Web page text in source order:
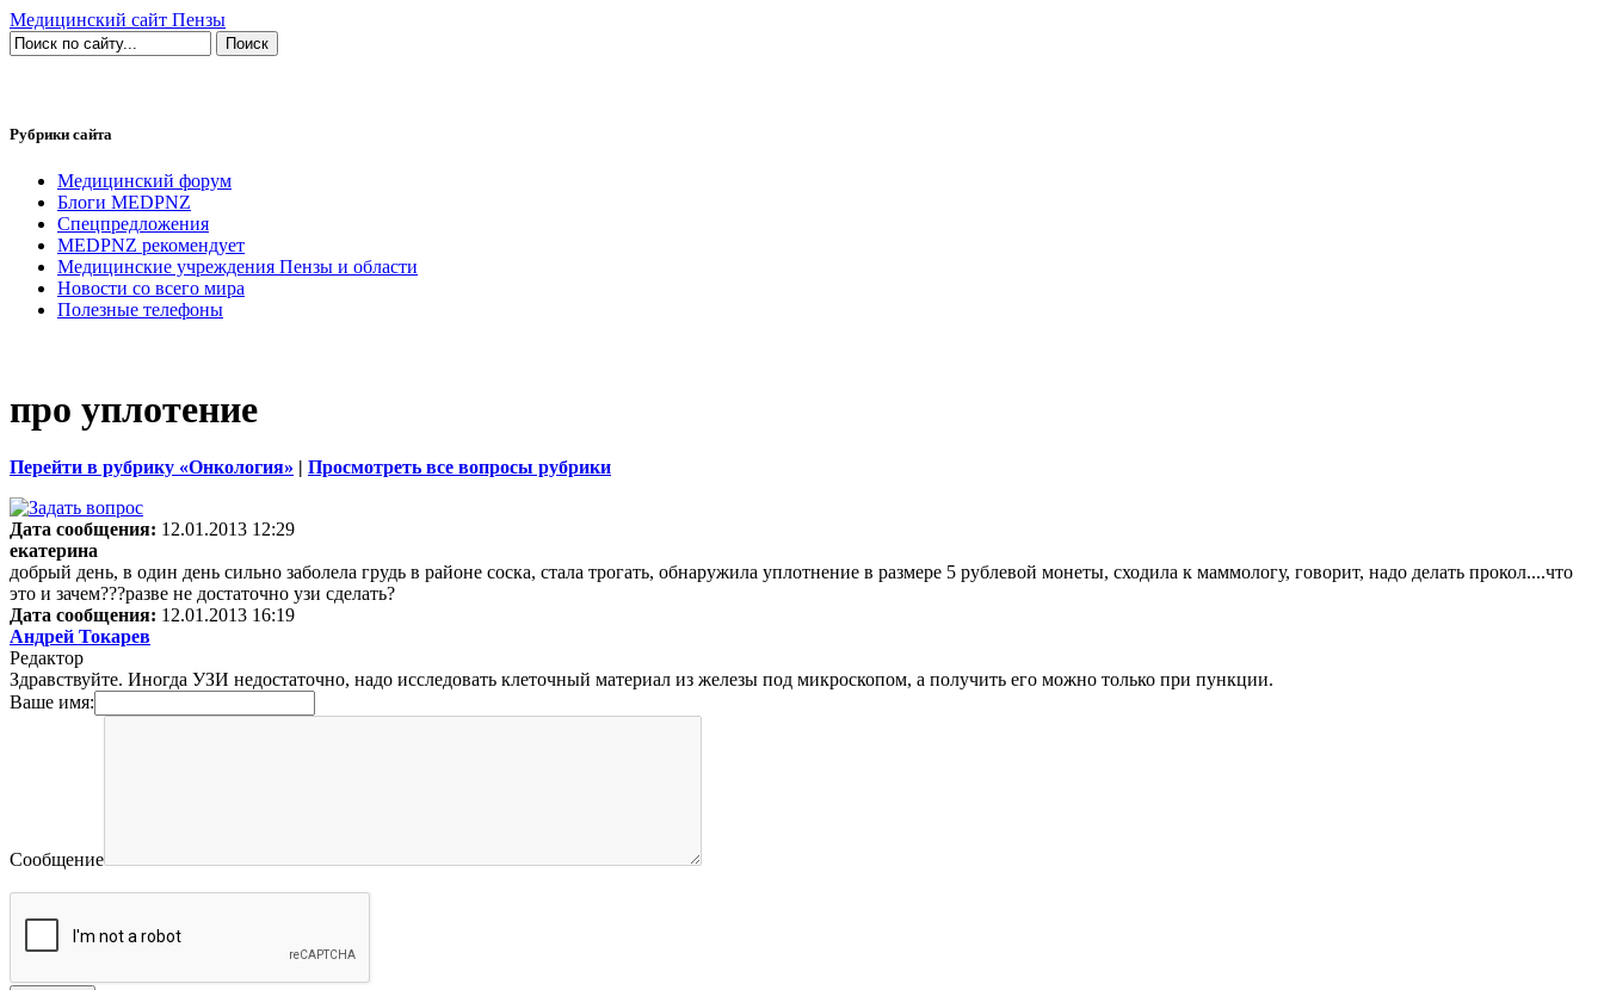
Медицинский сайт Пензы
Рубрики сайта
Медицинский форум
Блоги MEDPNZ
Спецпредложения
MEDPNZ рекомендует
Медицинские учреждения Пензы и области
Новости со всего мира
Полезные телефоны
про уплотение
Перейти в рубрику «Онкология» | Просмотреть все вопросы рубрики
Дата сообщения: 12.01.2013 12:29
екатерина
добрый день, в один день сильно заболела грудь в районе соска, стала трогать, обнаружила уплотнение в размере 5 рублевой монеты, сходила к маммологу, говорит, надо делать прокол....что
это и зачем???разве не достаточно узи сделать?
Дата сообщения: 12.01.2013 16:19
Андрей Токарев
Редактор
Здравствуйте. Иногда УЗИ недостаточно, надо исследовать клеточный материал из железы под микроскопом, а получить его можно только при пункции.
Ваше имя:
Сообщение